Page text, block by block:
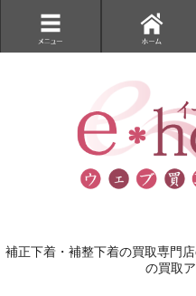
補正下着・補整下着の買取専門
の買取